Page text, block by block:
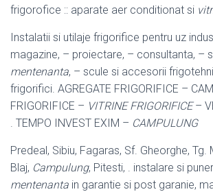
frigorofice :: aparate aer conditionat si
Instalatii si utilaje frigorifice pentru uz
magazine, – proiectare, – consultanta, –
mentenanta, – scule si accesorii
frigorifici. AGREGATE FRIGORIFICE –
FRIGORIFICE – VITRINE FRIGORIFICE–
. TEMPO INVEST EXIM – CAMPULUNG
Predeal, Sibiu, Fagaras, Sf. Gheorghe, Tg.
Blaj, Campulung, Pitesti, . instalare si
mentenanta in garantie si post garanie,